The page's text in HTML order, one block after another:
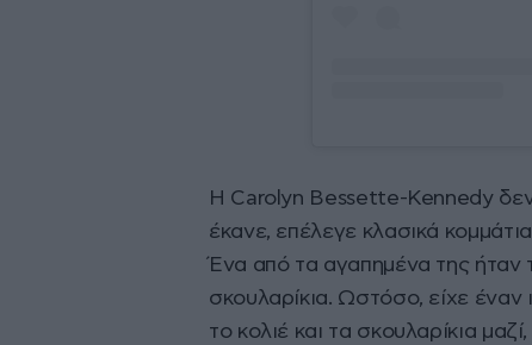
Η Carolyn Bessette-Kennedy
έκανε, επέλεγε κλασικά
Ένα από τα αγαπημένα της ήταν
σκουλαρίκια. Ωστόσο, είχε έναν
το κολιέ και τα σκουλαρίκια